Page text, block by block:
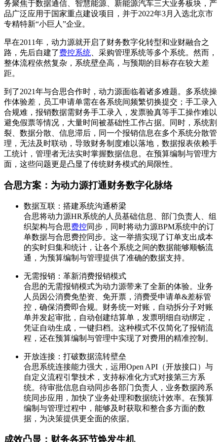
务聚焦于数据通信、智慧能源、新能源汽车三大业务板块，产
品广泛应用于国家重点建设项目，并于2022年3月入选北京市
专精特新“小巨人”企业。
早在2011年，动力源就开启了财务数字化转型和业财融合之
路，先后自建了费控系统 、采购管理系统等多个系统。然而，
整体流程依然复杂，系统壁垒高，与预期的目标存在较大差
距。
到了2021年与合思合作时，动力源面临着诸多难题。多系统操
作体验差，员工申请单需在各系统间频繁切换提交；手工录入
合规难，报销数据需财务手工录入，发票验真等手工操作难以
避免假票等情况，大量时间被基础性工作占据。同时，系统割
裂、数据分散、信息滞后，同一个报销信息在多个系统分散管
理，无法及时联动，导致财务制度难以落地，数据报表依赖手
工统计，管理者无法实时掌握数据信息。在预算编制与管理方
面，这些问题更是凸显了传统财务模式的局限性。
合思方案：为动力源打通财务数字化脉络
数据互联：搭建系统沟通桥梁
合思将动力源HR系统的人员基础信息、部门负责人、组
织架构与合思费控同步，同时将动力源BPM系统中的订
单数据与合思费控同步。这一举措实现了订单支出成本
的实时归集和统计，让各个系统之间的数据能够顺畅流
通，为预算编制与管理提供了准确的数据支持。
无需报销：革新消费报销模式
合思的无需报销模式为动力源带来了全新的体验。业务
人员因公消费免垫资、免开票，消费受申请单&差标管
控，确保消费即合规。财务统一对账，自动拆分子对账
单并发起审批，自动创建结算单，发票明细自动绑定，
凭证自动生成，一键归档。这种模式不仅简化了报销流
程，还在预算编制与管理中实现了对费用的精准控制。
开放连接：打破数据流转壁垒
合思系统连接能力强大，运用Open API（开放接口）与
自定义流程引擎技术，支持标准化方式对接第三方系
统。待审批信息自动同步各部门负责人，业务数据跨系
统同步应用，加快了业务处理和数据统计效率。在预算
编制与管理过程中，能够及时获取和整合多方面的数
据，为决策提供更全面的依据。
成效凸显：财务各环节焕发生机